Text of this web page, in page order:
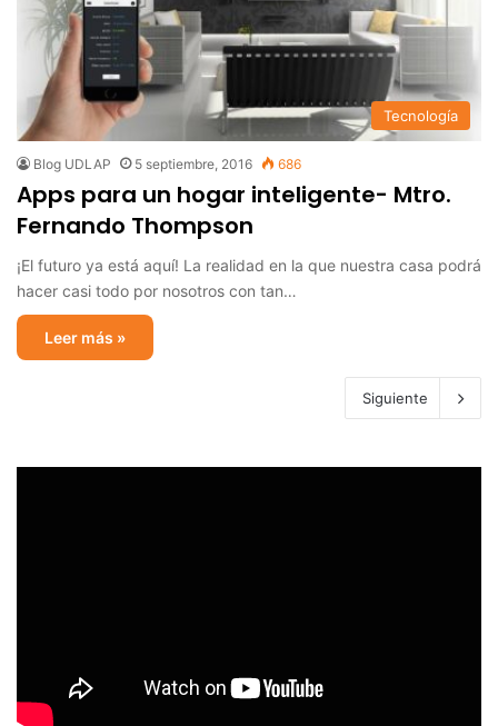
Tecnología
Blog UDLAP 5 septiembre, 2016 686
Apps para un hogar inteligente- Mtro.
Fernando Thompson
¡El futuro ya está aquí! La realidad en la que nuestra casa podrá
hacer casi todo por nosotros con tan…
Leer más »
Siguiente